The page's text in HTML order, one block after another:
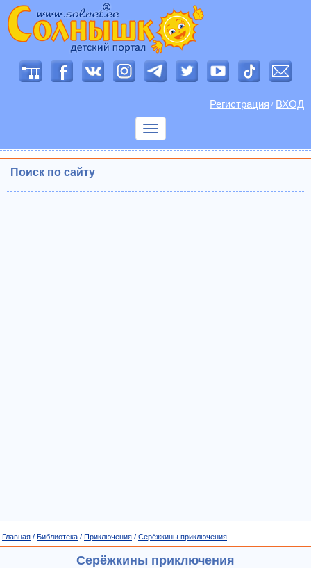
Регистрация / ВХОД
Показать
Поиск по сайту
Главная / Библиотека / Приключения / Серёжкины приключения
Серёжкины приключения